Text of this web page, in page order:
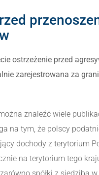
ostrzeżenie przed
zarejestrowana za
znaleźć wiele
na tym, że polscy
dochody z terytorium
na terytorium tego